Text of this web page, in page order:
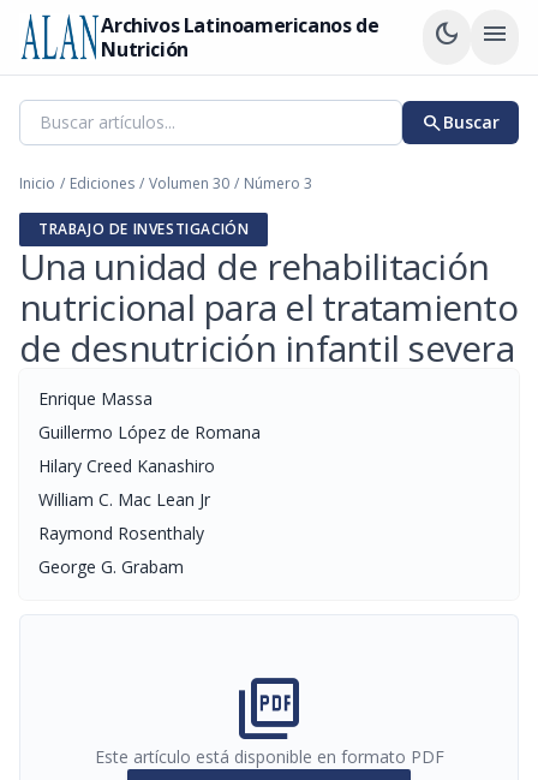
Archivos Latinoamericanos de
Nutrición
dark_mode menu
searchBuscar
Inicio / Ediciones / Volumen 30 / Número 3
TRABAJO DE INVESTIGACIÓN
Una unidad de rehabilitación
nutricional para el tratamiento
de desnutrición infantil severa
Enrique Massa
Guillermo López de Romana
Hilary Creed Kanashiro
William C. Mac Lean Jr
Raymond Rosenthaly
George G. Grabam
picture_as_pdf
Este artículo está disponible en formato PDF